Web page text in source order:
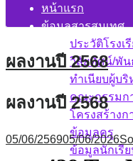
หน้าแรก
ข้อมูลสารสนเทศ
ประวัติโรงเ
วิสัยทัศน์/พัน
ทำเนียบผู้บริ
คณะกรรมก
โครงสร้างก
ข้อมูลครู
ข้อมูลนักเรี
ผลงานปี 2568
ผลงานปี 2568
05/06/256905/06/2026